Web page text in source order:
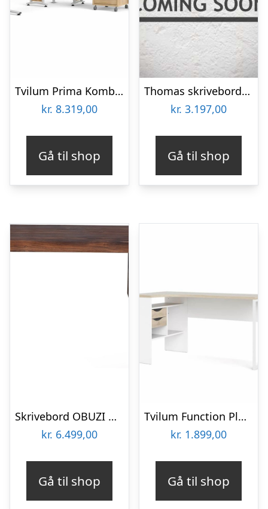
Tvilum Prima Komb. hjørneskrivebord – 230 x 200 cm – Eg & Hvid : Erling Christensen Møbler
kr. 8.319,00
Gå til shop
Thomas skrivebord med 3 skuffer og et cool udtryk
kr. 3.197,00
Gå til shop
Skrivebord OBUZI HayFay Retro i massivt rosentræ med hylde & skuffe – 140×50 cm, mørk natur/sort stel
kr. 6.499,00
Gå til shop
Tvilum Function Plus hjørneskrivebord – 145 cm – Hvid / Eg stuktur : Erling Christensen Møbler
kr. 1.899,00
Gå til shop